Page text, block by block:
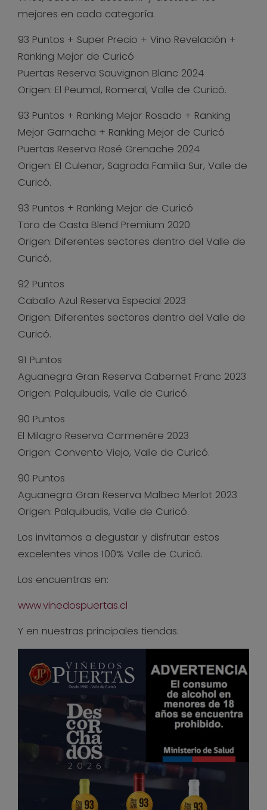
mejores en cada categoría.
93 Puntos + Super Precio + Vino Revelación +
Ranking Mejor de Curicó
Puertas Reserva Sauvignon Blanc 2024
Origen: El Peumal, Romeral, Valle de Curicó.
93 Puntos + Ranking Mejor Rosado + Ranking
Mejor Garnacha + Ranking Mejor de Curicó
Puertas Reserva Rosé Grenache 2024
Origen: El Culenar, Sagrada Familia Sur, Valle de
Curicó.
93 Puntos + Ranking Mejor de Curicó
Toro de Casta Blend Premium 2020
Origen: Diferentes sectores dentro del Valle de
Curicó.
92 Puntos
Caballo Azul Reserva Especial 2023
Origen: Diferentes sectores dentro del Valle de
Curicó.
91 Puntos
Aguanegra Gran Reserva Cabernet Franc 2023
Origen: Palquibudis, Valle de Curicó.
90 Puntos
El Milagro Reserva Carmenére 2023
Origen: Convento Viejo, Valle de Curicó.
90 Puntos
Aguanegra Gran Reserva Malbec Merlot 2023
Origen: Palquibudis, Valle de Curicó.
Los invitamos a degustar y disfrutar estos
excelentes vinos 100% Valle de Curicó.
Los encuentras en:
www.vinedospuertas.cl
Y en nuestras principales tiendas.